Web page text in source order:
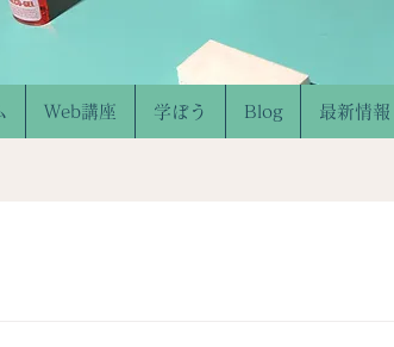
Web講座 学ぼう Blog 最新情報